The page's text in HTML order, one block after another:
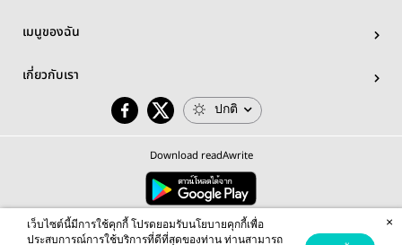
เมนูของฉัน
เกี่ยวกับเรา
ปกติ
Download readAwrite
© 2026 readAwrite.com by MEB Corporation Public Company Limited
This site is protected by reCAPTCHA and the Google Privacy Policy Terms of Serviceapply.
เว็บไซต์นี้มีการใช้คุกกี้ โปรดยอมรับนโยบายคุกกี้เพื่อ
ประสบการณ์การใช้บริการที่ดีที่สุดของท่าน ท่านสามารถ
×